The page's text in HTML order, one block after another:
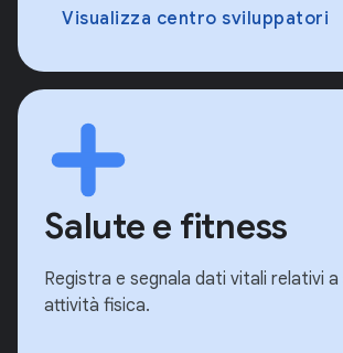
Visualizza centro sviluppatori
Salute e fitness
Registra e segnala dati vitali relativi a
attività fisica.